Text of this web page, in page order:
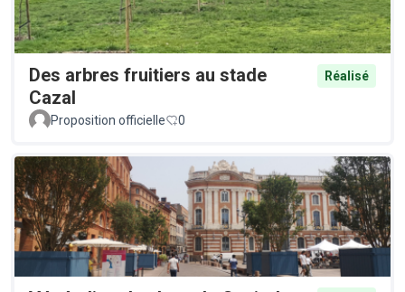
Des arbres fruitiers au stade
Cazal
Réalisé
Proposition officielle 0